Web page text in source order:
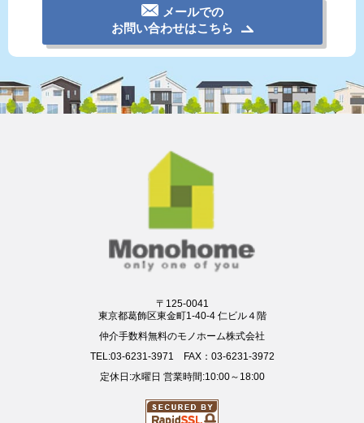
メールでの
お問い合わせはこちら
〒125-0041
東京都葛飾区東金町1-40-4 仁ビル４階
仲介手数料無料のモノホーム株式会社
TEL:03-6231-3971 FAX：03-6231-3972
定休日:水曜日 営業時間:10:00～18:00